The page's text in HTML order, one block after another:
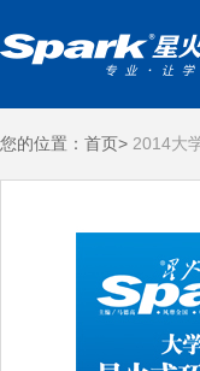
您的位置： 首页> 2014大